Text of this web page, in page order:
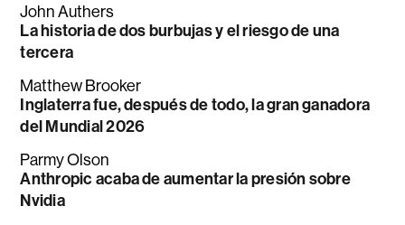
John Authers
La historia de dos burbujas y el riesgo de una
tercera
Matthew Brooker
Inglaterra fue, después de todo, la gran ganadora
del Mundial 2026
Parmy Olson
Anthropic acaba de aumentar la presión sobre
Nvidia